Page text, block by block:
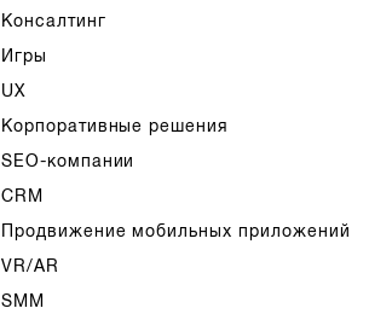
Консалтинг
Игры
UX
Корпоративные решения
SEO-компании
CRM
Продвижение мобильных приложений
VR/AR
SMM